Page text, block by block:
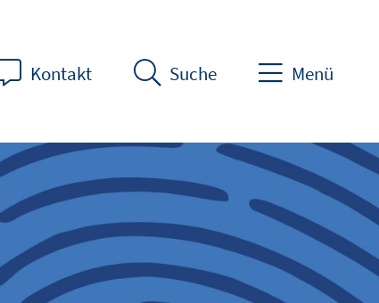
Kontakt Suche Menü